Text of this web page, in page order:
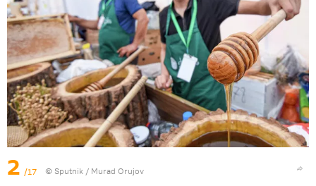
2 /17 © Sputnik / Murad Orujov